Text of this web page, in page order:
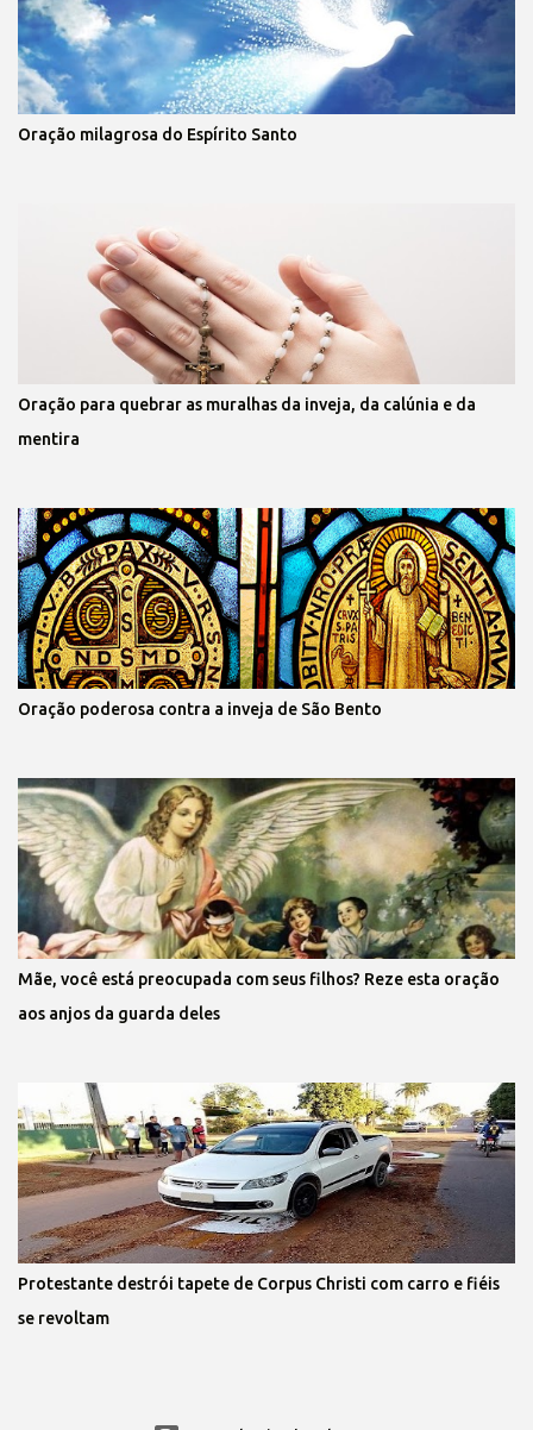
Oração milagrosa do Espírito Santo
Oração para quebrar as muralhas da inveja, da calúnia e da
mentira
Oração poderosa contra a inveja de São Bento
Mãe, você está preocupada com seus filhos? Reze esta oração
aos anjos da guarda deles
Protestante destrói tapete de Corpus Christi com carro e fiéis
se revoltam